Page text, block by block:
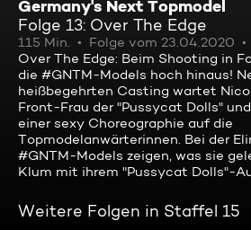
Germany's Next Topmodel
Folge 13: Over The Edge
115 Min. Folge vom 23.04.2020
Over The Edge: Beim Shooting in
die #GNTM-Models hoch hinaus!
heißbegehrten Casting wartet
Front-Frau der "Pussycat Dolls"
einer sexy Choreographie auf die
Topmodelanwärterinnen. Bei der
#GNTM-Models zeigen, was sie
Klum mit ihrem "Pussycat Dolls"-
Weitere Folgen in Staffel 15